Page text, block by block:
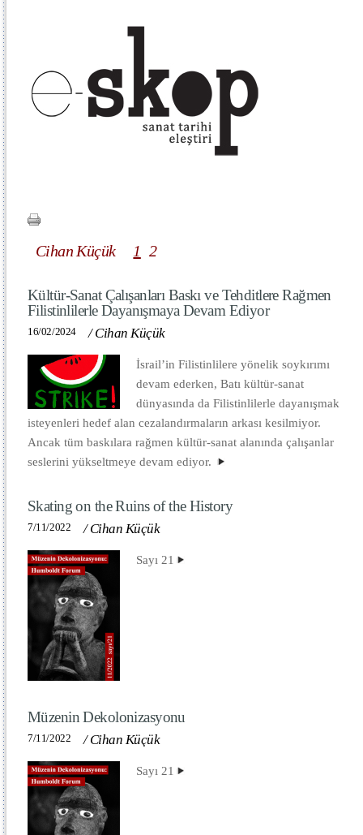
Cihan Küçük 1 2
Kültür-Sanat Çalışanları Baskı ve Tehditlere Rağmen
Filistinlilerle Dayanışmaya Devam Ediyor
16/02/2024 /Cihan Küçük
İsrail’in Filistinlilere yönelik soykırımı
devam ederken, Batı kültür-sanat
dünyasında da Filistinlilerle dayanışmak
isteyenleri hedef alan cezalandırmaların arkası kesilmiyor.
Ancak tüm baskılara rağmen kültür-sanat alanında çalışanlar
seslerini yükseltmeye devam ediyor.
Skating on the Ruins of the History
7/11/2022 /Cihan Küçük
Sayı 21
Müzenin Dekolonizasyonu
7/11/2022 /Cihan Küçük
Sayı 21